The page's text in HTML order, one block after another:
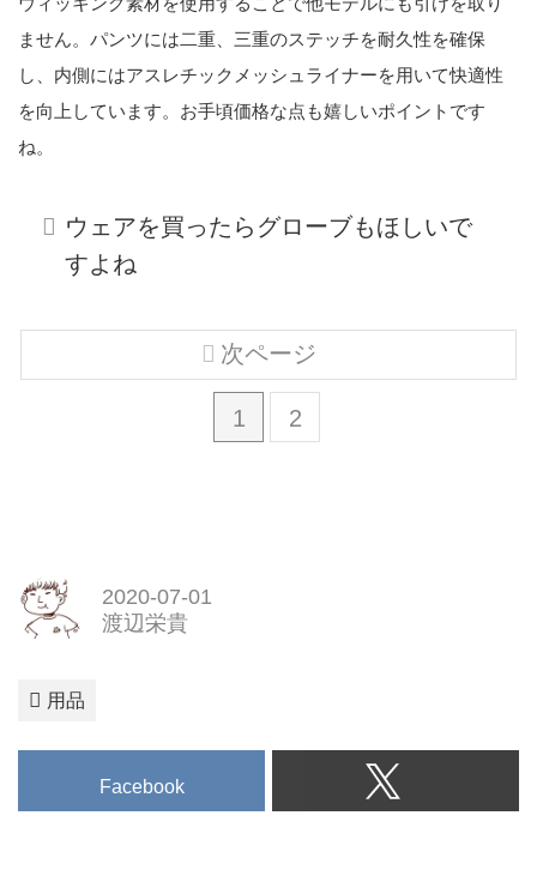
ません。パンツには二重、三重のステッチを耐久性を確保
し、内側にはアスレチックメッシュライナーを用いて快適性
を向上しています。お手頃価格な点も嬉しいポイントです
ね。
ウェアを買ったらグローブもほしいで
すよね
1 2
次ページ
2020-07-01
渡辺栄貴
用品
Facebook